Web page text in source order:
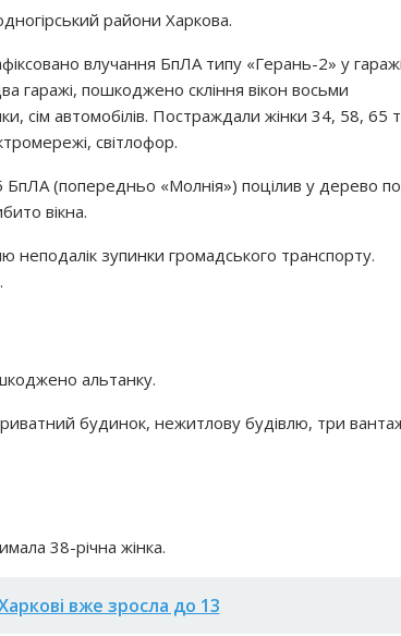
райони Харкова.
влучання БпЛА типу «Герань-2» у гаражі
гаражі, пошкоджено скління вікон восьми
сім автомобілів. Постраждали жінки 34, 58, 65
світлофор.
БпЛА (попередньо «Молнія») поцілив у дерево
вікна.
неподалік зупинки громадського транспорту.
альтанку.
будинок, нежитлову будівлю, три
38-річна жінка.
вже зросла до 13